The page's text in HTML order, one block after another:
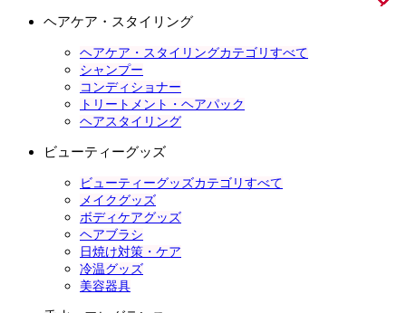
ヘアケア・スタイリング
ヘアケア・スタイリングカテゴリすべて
シャンプー
コンディショナー
トリートメント・ヘアパック
ヘアスタイリング
ビューティーグッズ
ビューティーグッズカテゴリすべて
メイクグッズ
ボディケアグッズ
ヘアブラシ
日焼け対策・ケア
冷温グッズ
美容器具